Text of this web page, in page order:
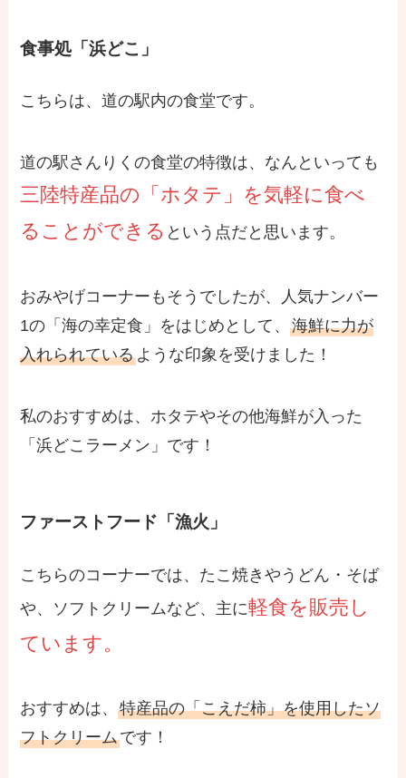
食事処「浜どこ」
こちらは、道の駅内の食堂です。
道の駅さんりくの食堂の特徴は、なんといっても
三陸特産品の「ホタテ」を気軽に食べ
ることができる という点だと思います。
おみやげコーナーもそうでしたが、人気ナンバー
1の「海の幸定食」をはじめとして、海鮮に力が
入れられているような印象を受けました！
私のおすすめは、ホタテやその他海鮮が入った
「浜どこラーメン」です！
ファーストフード「漁火」
こちらのコーナーでは、たこ焼きやうどん・そば
や、ソフトクリームなど、主に軽食を販売し
ています。
おすすめは、特産品の「こえだ柿」を使用したソ
フトクリームです！